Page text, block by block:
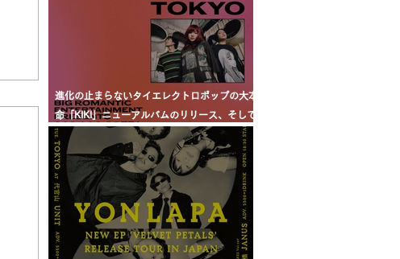
進化の止まらないタイエレクトロポップの大本
命「KIKI」ニューアルバムのリリース、そして
東京公演が決定！ / 不斷進步的泰國
Electropop組合“KIKI”新專輯發行以及東京公演
的決定！